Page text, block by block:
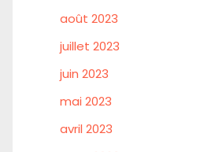
août 2023
juillet 2023
juin 2023
mai 2023
avril 2023